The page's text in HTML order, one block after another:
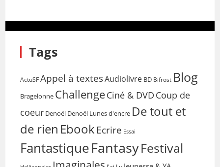
Tags
ActuSF Appel à textesAudiolivre BD Bifrost Blog
Bragelonne ChallengeCiné & DVD Coup de
coeur Denoël Denoël Lunes d'encre De tout et
de rien EbookEcrire Essai
FantastiqueFantasyFestival